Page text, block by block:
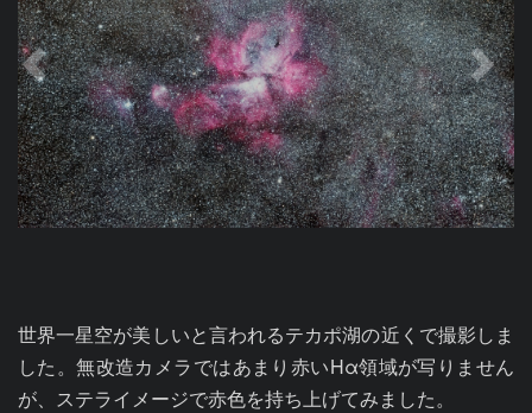
世界一星空が美しいと言われるテカポ湖の近くで撮影しま
した。無改造カメラではあまり赤いHα領域が写りません
が、ステライメージで赤色を持ち上げてみました。